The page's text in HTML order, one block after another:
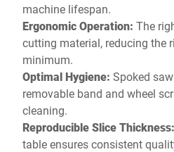
machine lifespan.
Ergonomic Operation: The
cutting material, reducing the
minimum.
Optimal Hygiene: Spoked
removable band and wheel
cleaning.
Reproducible Slice Thickness:
table ensures consistent